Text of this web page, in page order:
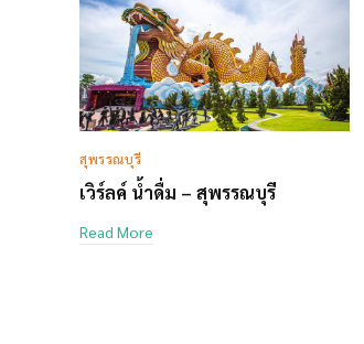
สุพรรณบุรี
เวิร์ลค์ น้ำดื่ม – สุพรรณบุรี
Read More